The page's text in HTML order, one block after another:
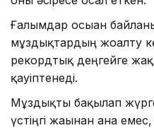
Ғалымдар осыған
мұздықтардың жоғалту
рекордтық деңгейге
қауіптенеді.
Мұздықты бақылап
үстіңгі жағынан ғана